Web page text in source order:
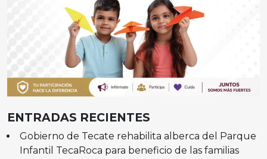
ENTRADAS RECIENTES
Gobierno de Tecate rehabilita alberca del Parque
Infantil TecaRoca para beneficio de las familias